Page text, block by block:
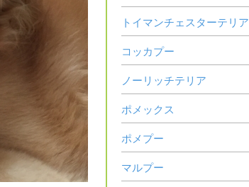
トイマンチェスターテリア
コッカプー
ノーリッチテリア
ポメックス
ポメプー
マルプー